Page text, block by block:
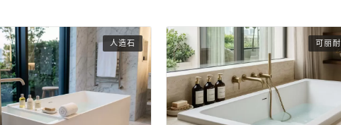
人造石 可丽耐